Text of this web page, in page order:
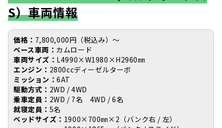
S）車両情報
価格： 7,800,000円（税込み）〜
ベース車両： カムロード
車両サイズ： L4990×W1980×H2960㎜
エンジン： 2800ccディーゼルターボ
ミッション：6AT
駆動方式： 2WD / 4WD
乗車定員： 2WD / 7名 4WD / 6名
就寝定員： 5名
ベッドサイズ： 1900×700㎜×2（バンク右 / 左）